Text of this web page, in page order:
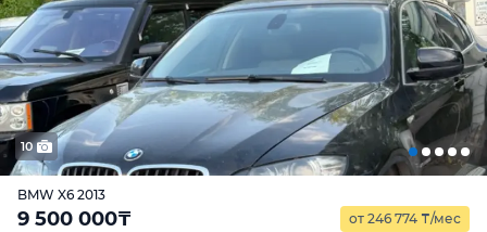
10
BMW X6 2013
9 500 000₸ от 246 774 ₸/мес